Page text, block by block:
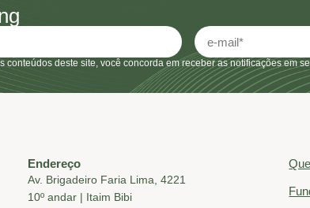
conteúdos deste site, você concorda em receber as notificações em
Endereço
Av. Brigadeiro Faria Lima, 4221
10º andar | Itaim Bibi